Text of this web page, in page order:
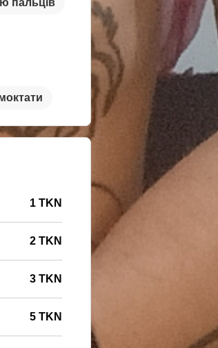
пальців
1 TKN
2 TKN
3 TKN
5 TKN